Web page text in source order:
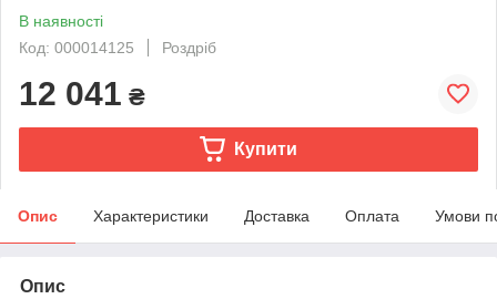
В наявності
Код: 000014125
Роздріб
12 041 ₴
Купити
Опис Характеристики Доставка Оплата Умови
Опис